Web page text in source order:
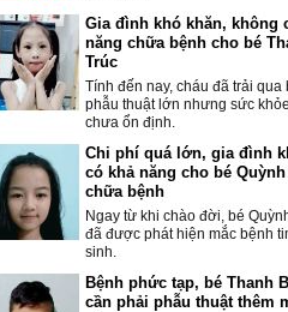
Gia đình khó khăn, không
năng chữa bệnh cho bé
Trúc
Tính đến nay, cháu đã trải qua
phẫu thuật lớn nhưng sức
chưa ổn định.
Chi phí quá lớn, gia đình
có khả năng cho bé
chữa bệnh
Ngay từ khi chào đời, bé
đã được phát hiện mắc bệnh
sinh.
Bệnh phức tạp, bé Thanh
cần phải phẫu thuật thêm